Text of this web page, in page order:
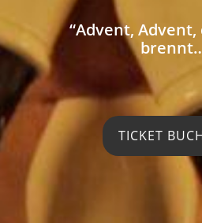
“Advent,
TICKET